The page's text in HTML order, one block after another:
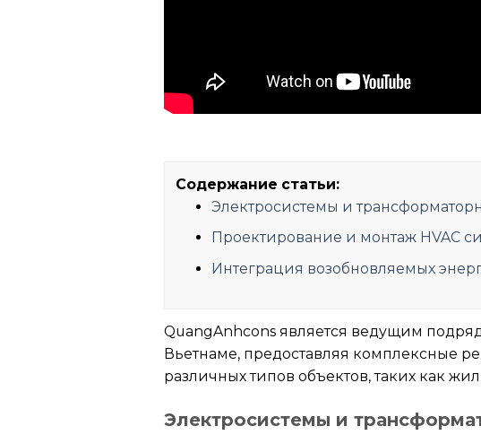
Содержание статьи:
Электросистемы и
Проектирование и монтаж HVAC
Интеграция возобновляемых
QuangAnhcons является ведущим
Вьетнаме, предоставляя комплексные
различных типов объектов, таких как
Электросистемы и